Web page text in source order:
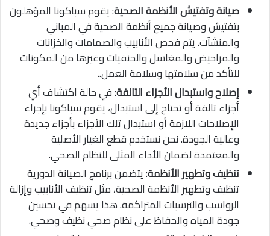
صيانة وتفتيش الأنظمة الصحية: يقوم سباكونا المؤهلون
بتفتيش وصيانة جميع أنظمة الصحية في المباني
والمنشآت. يتم فحص الأنابيب والصمامات والخزانات
والمراحيض والمغاسل والحنفيات وغيرها من المكونات
للتأكد من سلامتها وسلامة العمل..
إصلاح واستبدال الأجزاء التالفة: في حالة اكتشاف أي
أجزاء تالفة أو تحتاج إلى استبدال، يقوم سباكونا بإجراء
الإصلاحات اللازمة أو استبدال تلك الأجزاء بأجزاء جديدة
وعالية الجودة. نحن نستخدم قطع الغيار الأصلية
والمعتمدة لضمان الأداء المثلى للنظام الصحي.
تنظيف وتطهير الأنظمة: يتضمن برنامج الصيانة الدورية
تنظيف وتطهير الأنظمة الصحية، مثل تنظيف الأنابيب وإزالة
الرواسب والترسبات المتراكمة. هذا يسهم في تحسين
جودة المياه والحفاظ على نظام صحي نظيف وصحي.